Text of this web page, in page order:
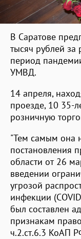
В Саратове
тысяч рублей
период
УМВД.
14 апреля,
проезде, 10 35-
розничную
"Тем самым она
постановления
области от 26
введении
угрозой
инфекции
был составлен
признакам
ч.2.ст.6.3 КоАП